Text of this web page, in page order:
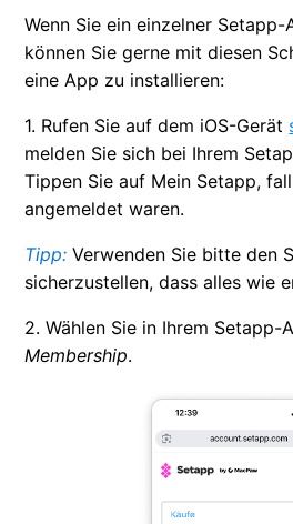
Wenn Sie ein einzelner Setapp-
können Sie gerne mit diesen
eine App zu installieren:
1. Rufen Sie auf dem iOS-Gerät
melden Sie sich bei Ihrem
Tippen Sie auf Mein Setapp,
angemeldet waren.
Tipp: Verwenden Sie bitte den
sicherzustellen, dass alles wie
2. Wählen Sie in Ihrem
Membership.